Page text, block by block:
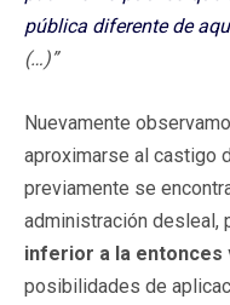
pública diferente de
(…)”
Nuevamente
aproximarse al castigo
previamente se
administración desleal,
inferior a la entonces
posibilidades de